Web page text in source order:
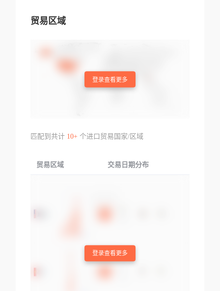
贸易区域
登录查看更多
匹配到共计 10+个进口贸易国家/区域
贸易区域 交易日期分布
登录查看更多